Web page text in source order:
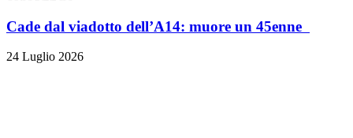
Cade dal viadotto dell’A14: muore un 45enne
24 Luglio 2026